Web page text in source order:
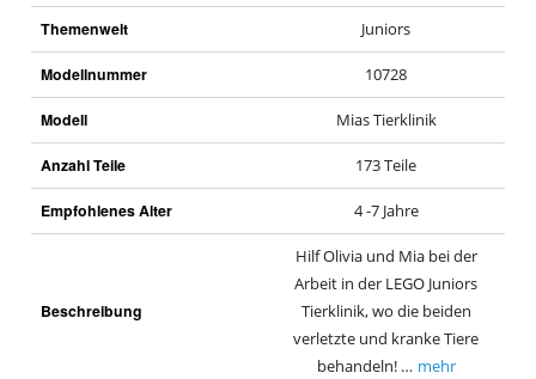
Themenwelt Juniors
Modellnummer 10728
Modell Mias Tierklinik
Anzahl Teile 173 Teile
Empfohlenes Alter 4 -7 Jahre
Beschreibung
Hilf Olivia und Mia bei der
Arbeit in der LEGO Juniors
Tierklinik, wo die beiden
verletzte und kranke Tiere
behandeln! … mehr